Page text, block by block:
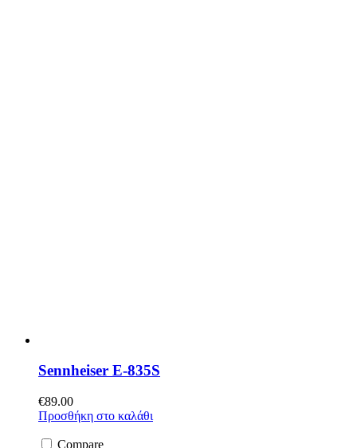
Sennheiser E-835S
€89.00
Προσθήκη στο καλάθι
Compare